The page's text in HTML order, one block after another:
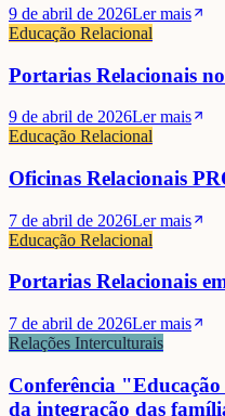
9 de abril de 2026Ler mais
Educação Relacional
Portarias Relacionais
9 de abril de 2026Ler mais
Educação Relacional
Oficinas Relacionais
7 de abril de 2026Ler mais
Educação Relacional
Portarias Relacionais
7 de abril de 2026Ler mais
Relações Interculturais
Conferência
da integração das